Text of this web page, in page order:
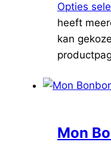
Opties
heeft
kan
Mon